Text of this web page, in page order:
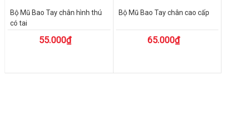
Bộ Mũ Bao Tay chân hình thú
có tai
55.000₫
Bộ Mũ Bao Tay chân cao cấp
65.000₫